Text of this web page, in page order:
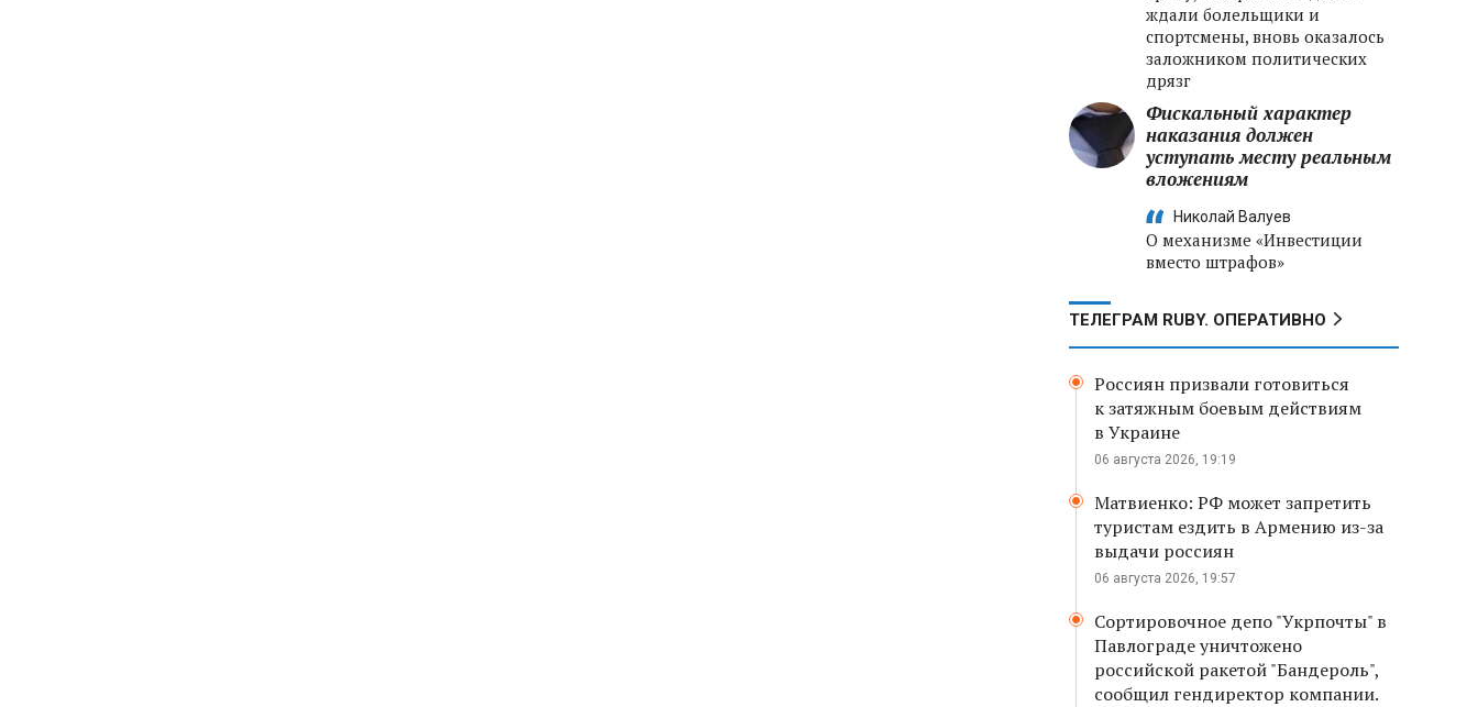
ждали болельщики и
спортсмены, вновь оказалось
заложником политических
дрязг
Фискальный характер
наказания должен
уступать месту реальным
вложениям
Николай Валуев
О механизме «Инвестиции
вместо штрафов»
ТЕЛЕГРАМ RUBY. ОПЕРАТИВНО
Россиян призвали готовиться
к затяжным боевым действиям
в Украине
06 августа 2026, 19:19
Матвиенко: РФ может запретить
туристам ездить в Армению из-за
выдачи россиян
06 августа 2026, 19:57
Сортировочное депо "Укрпочты" в
Павлограде уничтожено
российской ракетой "Бандероль",
сообщил гендиректор компании.